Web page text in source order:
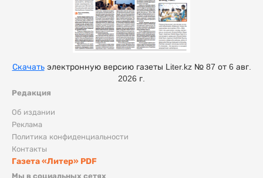
Редакция
Об издании
Реклама
Политика конфиденциальности
Контакты
Газета «Литер» PDF
Мы в социальных сетях
Скачатьэлектронную версию газеты Liter.kz № 87 от 6 авг.
2026 г.